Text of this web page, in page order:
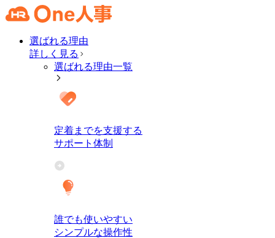
選ばれる理由
詳しく見る
選ばれる理由一覧
定着までを支援する
サポート体制
誰でも使いやすい
シンプルな操作性